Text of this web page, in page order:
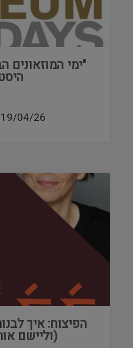
"ימי המוזאונים
19/04/26
הפיצוח: איך
(וליישם